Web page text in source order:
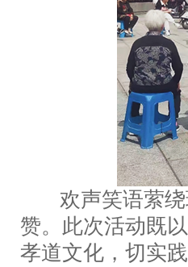
欢声笑语萦绕
赞。此次活动既
孝道文化，切实